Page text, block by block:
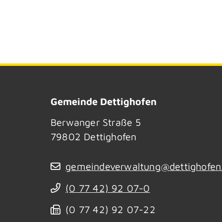
Gemeinde Dettighofen
Berwanger Straße 5
79802 Dettighofen
(0 77 42) 92 07-0
(0 77 42) 92 07-22